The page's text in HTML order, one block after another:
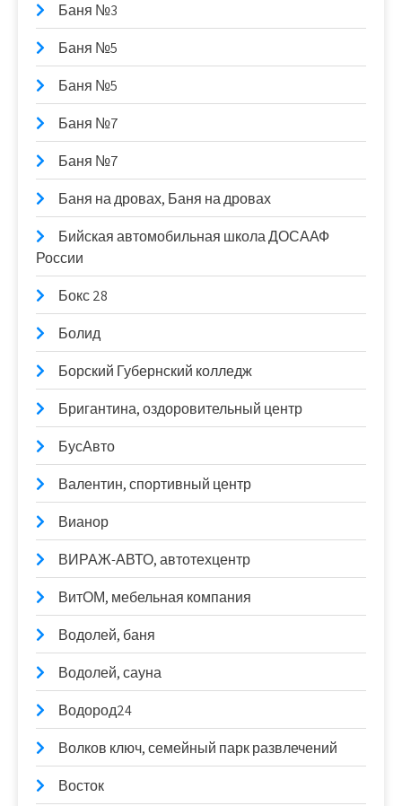
Баня №3
Баня №5
Баня №5
Баня №7
Баня №7
Баня на дровах, Баня на дровах
Бийская автомобильная школа ДОСААФ
России
Бокс 28
Болид
Борский Губернский колледж
Бригантина, оздоровительный центр
БусАвто
Валентин, спортивный центр
Вианор
ВИРАЖ-АВТО, автотехцентр
ВитОМ, мебельная компания
Водолей, баня
Водолей, сауна
Водород24
Волков ключ, семейный парк развлечений
Восток